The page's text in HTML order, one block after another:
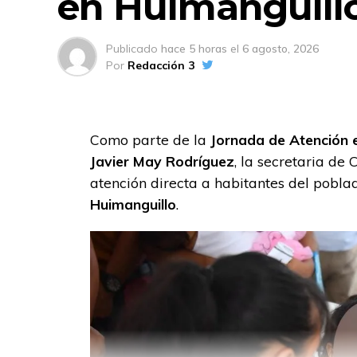
Publicado hace 5 horas el 6 agosto, 2026
Por Redacción 3
Como parte de la Jornada de Atención
Javier May Rodríguez, la secretaria de
atención directa a habitantes del
Huimanguillo.